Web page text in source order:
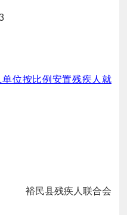
位按比例安置残疾人就
裕民县残疾人联合会